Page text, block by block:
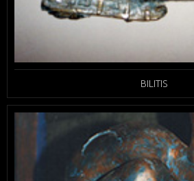
BILITIS